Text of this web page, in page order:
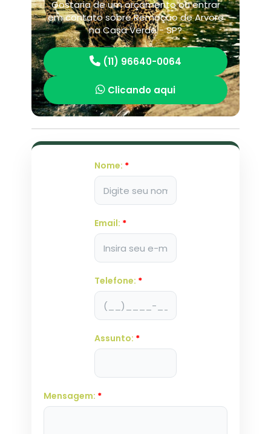
Gostaria de um orçamento ou entrar
em contato sobre Remoção de Arvore
na Casa Verde - SP?
(11) 96640-0064
Clicando aqui
Nome: *
Email: *
Telefone: *
Assunto: *
Mensagem: *